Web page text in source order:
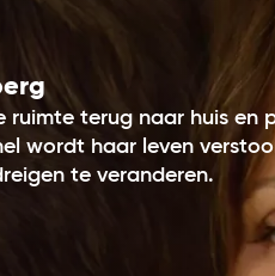
ruimte terug naar huis en
wordt haar leven
te veranderen.